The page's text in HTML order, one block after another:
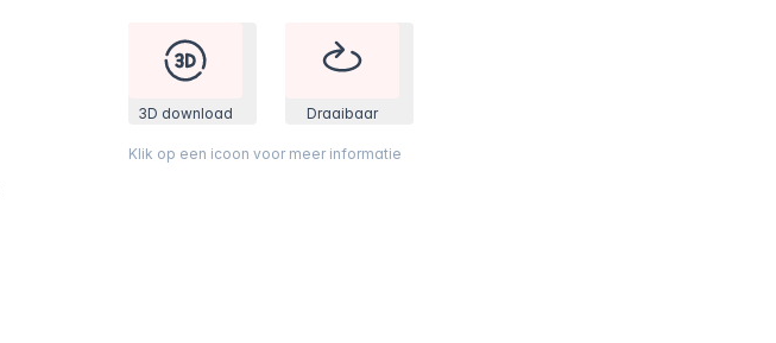
3D download Draaibaar
Klik op een icoon voor meer informatie